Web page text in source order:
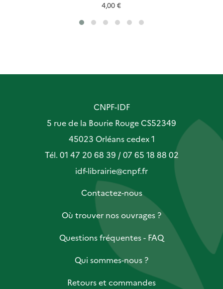
4,00 €
CNPF-IDF
5 rue de la Bourie Rouge CS52349
45023 Orléans cedex 1
Tél. 01 47 20 68 39 / 07 65 18 88 02
idf-librairie@cnpf.fr
Contactez-nous
Où trouver nos ouvrages ?
Questions fréquentes - FAQ
Qui sommes-nous ?
Retours et commandes